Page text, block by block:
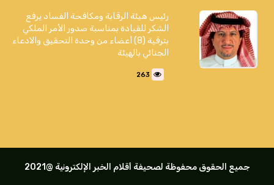
رئيس هيئة الرقابة ومكافحة الفساد يرفع
الشكر للقيادة بمناسبة صدور الأمر الملكي
بترقية (8) أعضاء من وحدة التحقيق والادعاء
الجنائي بالهيئة
263
جميع الحقوق محفوظة لصحيفة أقلام الخبر الإلكترونية @2021